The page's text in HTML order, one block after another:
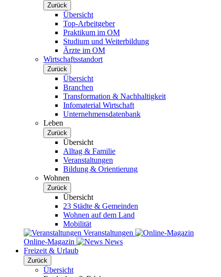
Zurück
Übersicht
Top-Arbeitgeber
Praktikum im OM
Studium und Weiterbildung
Ärzte im OM
Wirtschaftsstandort
Zurück
Übersicht
Branchen
Transformation & Nachhaltigkeit
Infomaterial Wirtschaft
Unternehmensdatenbank
Leben
Zurück
Übersicht
Alltag & Familie
Veranstaltungen
Bildung & Orientierung
Wohnen
Zurück
Übersicht
23 Städte & Gemeinden
Wohnen auf dem Land
Mobilität
Veranstaltungen
Online-Magazin
News
Freizeit & Urlaub
Zurück
Übersicht